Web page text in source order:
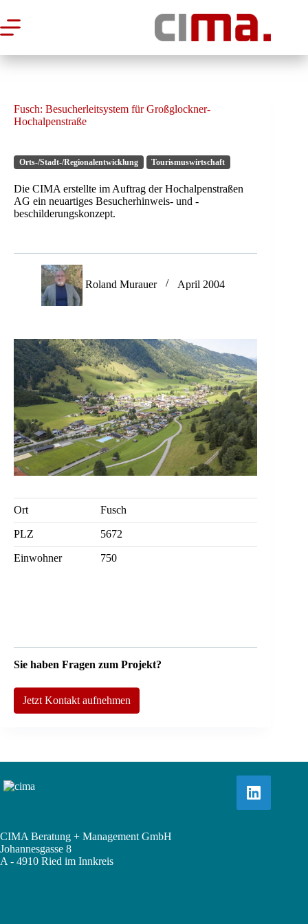
Inhalt
springen
Fusch: Besucherleitsystem für Großglockner-
Hochalpenstraße
Orts-/Stadt-/Regionalentwicklung Tourismuswirtschaft
Die CIMA erstellte im Auftrag der Hochalpenstraßen
AG ein neuartiges Besucherhinweis- und -
beschilderungskonzept.
Roland Murauer April 2004
Ort Fusch
PLZ 5672
Einwohner 750
Sie haben Fragen zum Projekt?
Jetzt Kontakt aufnehmen
CIMA Beratung + Management GmbH
Johannesgasse 8
A - 4910 Ried im Innkreis